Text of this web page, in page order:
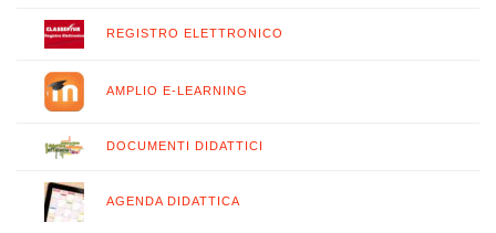
REGISTRO ELETTRONICO
AMPLIO E-LEARNING
DOCUMENTI DIDATTICI
AGENDA DIDATTICA